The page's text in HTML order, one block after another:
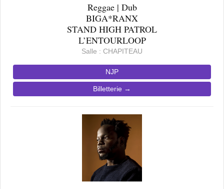
Reggae | Dub
BIGA*RANX
STAND HIGH PATROL
L’ENTOURLOOP
Salle : CHAPITEAU
NJP
Billetterie →